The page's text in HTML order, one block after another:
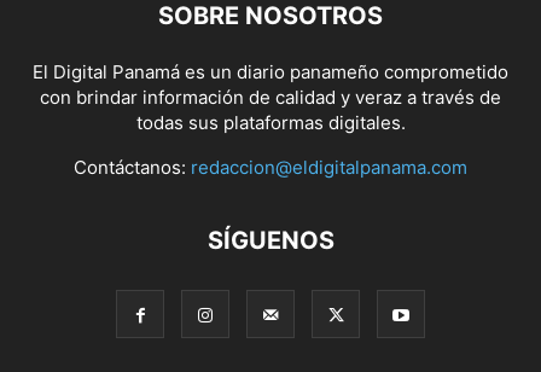
SOBRE NOSOTROS
El Digital Panamá es un diario panameño comprometido
con brindar información de calidad y veraz a través de
todas sus plataformas digitales.
Contáctanos: redaccion@eldigitalpanama.com
SÍGUENOS